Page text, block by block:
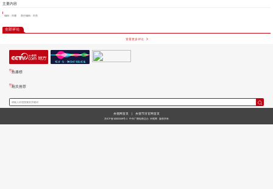
主要内容
编辑：刘珊 责任编辑：刘亮
全部评论
查看更多评论
热播榜
相关推荐
央视网首页 | 央视节目官网首页
京ICP备10003349号-1 中央广播电视总台 央视网 版权所有